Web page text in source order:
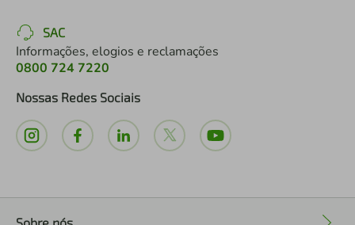
SAC
Informações, elogios e reclamações
0800 724 7220
Nossas Redes Sociais